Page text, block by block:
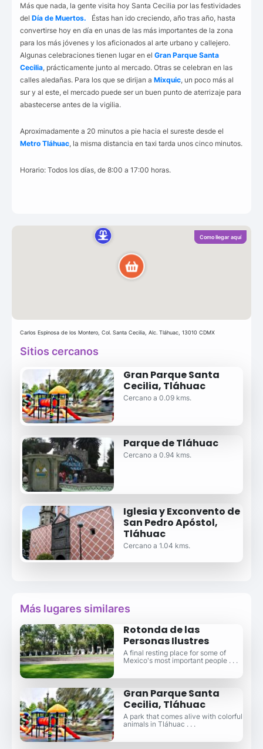
Más que nada, la gente visita hoy Santa Cecilia por las festividades
del Día de Muertos.
Éstas han ido creciendo, año tras año, hasta
convertirse hoy en día en unas de las más importantes de la zona
para los más jóvenes y los aficionados al arte urbano y callejero.
Algunas celebraciones tienen lugar en el Gran Parque Santa
Cecilia , prácticamente junto al mercado. Otras se celebran en las
calles aledañas. Para los que se dirijan a Mixquic , un poco más al
sur y al este, el mercado puede ser un buen punto de aterrizaje para
abastecerse antes de la vigilia.
Aproximadamente a 20 minutos a pie hacia el sureste desde el
Metro Tláhuac , la misma distancia en taxi tarda unos cinco minutos.
Horario: Todos los días, de 8:00 a 17:00 horas.
Como llegar aquí
Carlos Espinosa de los Montero, Col. Santa Cecilia, Alc. Tláhuac, 13010 CDMX
Sitios cercanos
Gran Parque Santa
Cecilia, Tláhuac
Cercano a 0.09 kms.
Parque de Tláhuac
Cercano a 0.94 kms.
Iglesia y Exconvento de
San Pedro Apóstol,
Tláhuac
Cercano a 1.04 kms.
Más lugares similares
Rotonda de las
Personas Ilustres
A final resting place for some of
Mexico's most important people . . .
Gran Parque Santa
Cecilia, Tláhuac
A park that comes alive with colorful
animals in Tláhuac . . .